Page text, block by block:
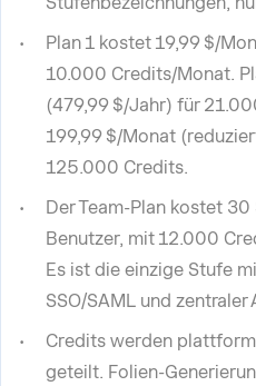
Plan 1 kostet 19,99 $/
10.000 Credits/Monat.
(479,99 $/Jahr) für
199,99 $/Monat
125.000 Credits.
Der Team-Plan kostet
Benutzer, mit 12.000
Es ist die einzige Stufe
SSO/SAML und zentraler
Credits werden
geteilt. Folien-